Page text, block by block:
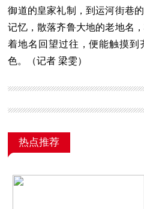
御道的皇家礼制，到运河街巷
记忆，散落齐鲁大地的老地名
着地名回望过往，便能触摸到
色。（记者 梁雯）
热点推荐